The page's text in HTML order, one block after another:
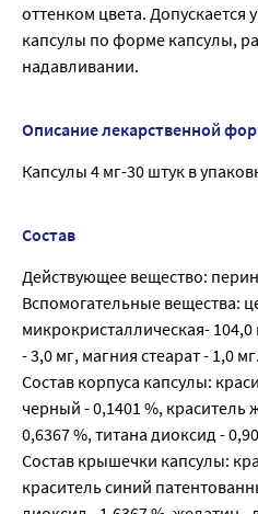
оттенком цвета.
капсулы по форме капсулы,
надавливании.
Описание лекарственной
Капсулы 4 мг-30 штук в
Состав
Действующее вещество:
Вспомогательные вещества:
микрокристаллическая-
- 3,0 мг, магния стеарат - 1,0 мг.
Состав корпуса капсулы:
черный - 0,1401 %, краситель
0,6367 %, титана диоксид -
Состав крышечки капсулы:
краситель синий